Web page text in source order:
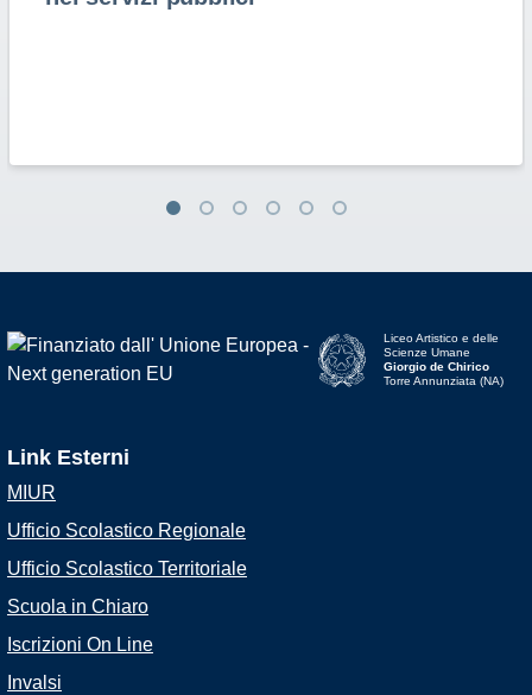
Liceo Artistico e delle
Scienze Umane
Giorgio de Chirico
Torre Annunziata (NA)
Link Esterni
MIUR
Ufficio Scolastico Regionale
Ufficio Scolastico Territoriale
Scuola in Chiaro
Iscrizioni On Line
Invalsi